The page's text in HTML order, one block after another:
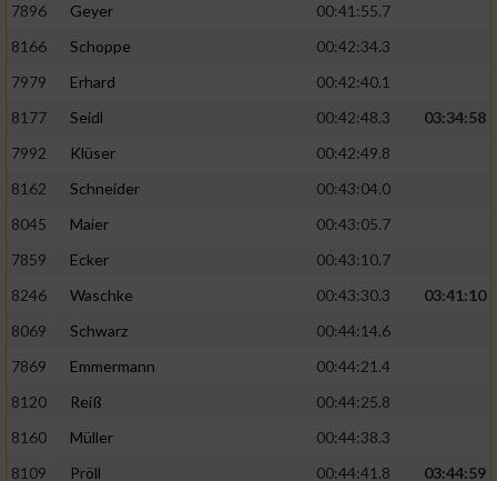
7896
Geyer
00:41:55.7
8166
Schoppe
00:42:34.3
7979
Erhard
00:42:40.1
8177
Seidl 00:42:48.3
03:34:58
7992
Klüser
00:42:49.8
8162
Schneider
00:43:04.0
8045
Maier
00:43:05.7
7859
Ecker
00:43:10.7
8246
Waschke 00:43:30.3
03:41:10
8069
Schwarz
00:44:14.6
7869
Emmermann
00:44:21.4
8120
Reiß
00:44:25.8
8160
Müller
00:44:38.3
8109
Pröll 00:44:41.8
03:44:59